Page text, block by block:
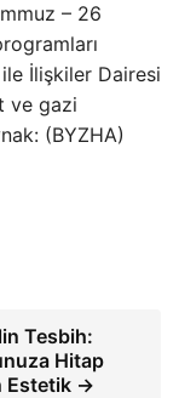
– 26
İlişkiler Dairesi
ve gazi
(BYZHA)
Tesbih:
Hitap
Estetik →